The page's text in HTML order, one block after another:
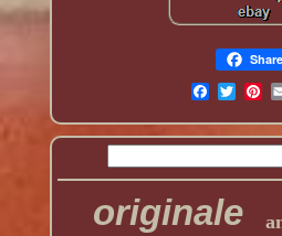
Share
originale